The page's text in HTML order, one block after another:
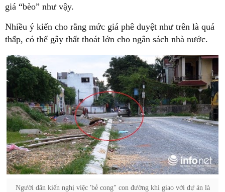
giá “bèo” như vậy.
Nhiều ý kiến cho rằng mức giá phê duyệt như trên là quá
thấp, có thể gây thất thoát lớn cho ngân sách nhà nước.
Người dân kiến nghị việc 'bẻ cong" con đường khi giao với dự án là